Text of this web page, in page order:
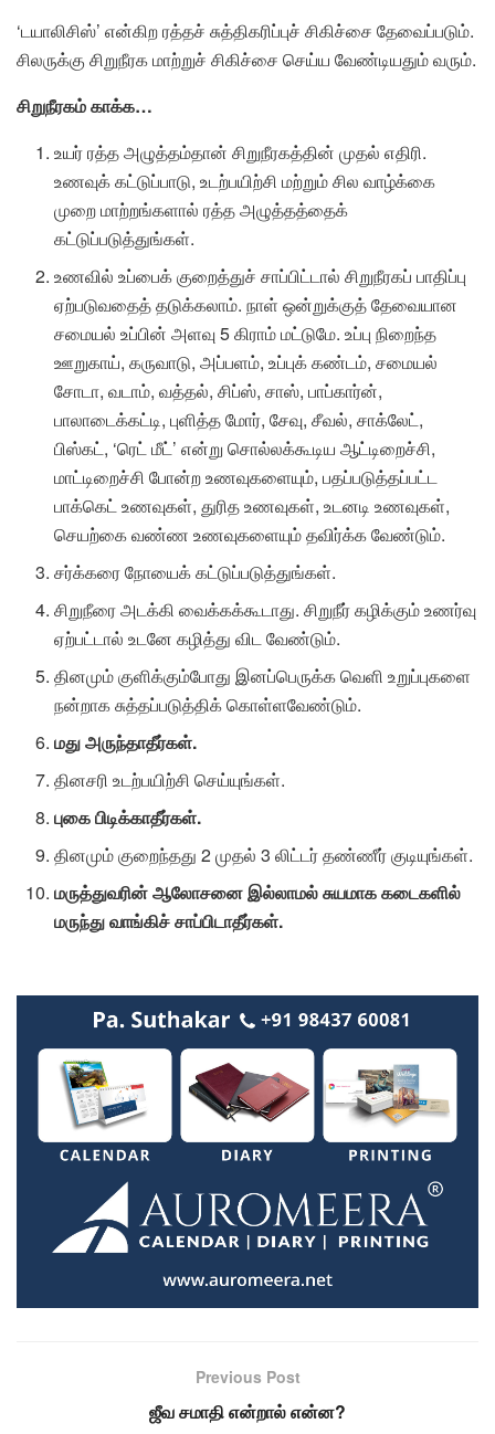
‘டயாலிசிஸ்’ என்கிற ரத்தச் சுத்திகரிப்புச் சிகிச்சை தேவைப்படும்.
சிலருக்கு சிறுநீரக மாற்றுச் சிகிச்சை செய்ய வேண்டியதும் வரும்.
சிறுநீரகம் காக்க…
உயர் ரத்த அழுத்தம்தான் சிறுநீரகத்தின் முதல் எதிரி.
உணவுக் கட்டுப்பாடு, உடற்பயிற்சி மற்றும் சில வாழ்க்கை
முறை மாற்றங்களால் ரத்த அழுத்தத்தைக்
கட்டுப்படுத்துங்கள்.
உணவில் உப்பைக் குறைத்துச் சாப்பிட்டால் சிறுநீரகப் பாதிப்பு
ஏற்படுவதைத் தடுக்கலாம். நாள் ஒன்றுக்குத் தேவையான
சமையல் உப்பின் அளவு 5 கிராம் மட்டுமே. உப்பு நிறைந்த
ஊறுகாய், கருவாடு, அப்பளம், உப்புக் கண்டம், சமையல்
சோடா, வடாம், வத்தல், சிப்ஸ், சாஸ், பாப்கார்ன்,
பாலாடைக்கட்டி, புளித்த மோர், சேவு, சீவல், சாக்லேட்,
பிஸ்கட், ‘ரெட் மீட்’ என்று சொல்லக்கூடிய ஆட்டிறைச்சி,
மாட்டிறைச்சி போன்ற உணவுகளையும், பதப்படுத்தப்பட்ட
பாக்கெட் உணவுகள், துரித உணவுகள், உடனடி உணவுகள்,
செயற்கை வண்ண உணவுகளையும் தவிர்க்க வேண்டும்.
சர்க்கரை நோயைக் கட்டுப்படுத்துங்கள்.
சிறுநீரை அடக்கி வைக்கக்கூடாது. சிறுநீர் கழிக்கும் உணர்வு
ஏற்பட்டால் உடனே கழித்து விட வேண்டும்.
தினமும் குளிக்கும்போது இனப்பெருக்க வெளி உறுப்புகளை
நன்றாக சுத்தப்படுத்திக் கொள்ளவேண்டும்.
மது அருந்தாதீர்கள்.
தினசரி உடற்பயிற்சி செய்யுங்கள்.
புகை பிடிக்காதீர்கள்.
தினமும் குறைந்தது 2 முதல் 3 லிட்டர் தண்ணீர் குடியுங்கள்.
மருத்துவரின் ஆலோசனை இல்லாமல் சுயமாக கடைகளில்
மருந்து வாங்கிச் சாப்பிடாதீர்கள்.
Previous Post
ஜீவ சமாதி என்றால் என்ன?